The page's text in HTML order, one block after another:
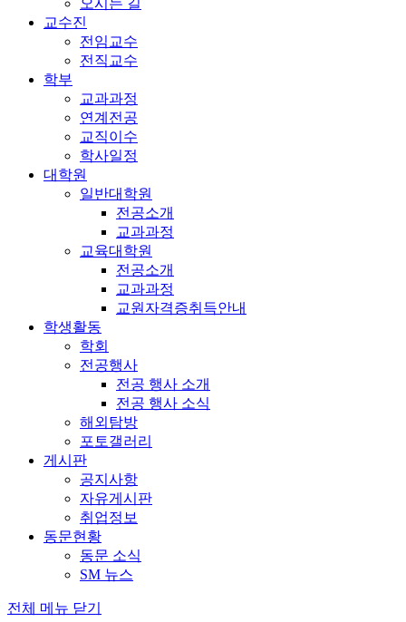
교수진
전임교수
전직교수
학부
교과과정
연계전공
교직이수
학사일정
대학원
일반대학원
전공소개
교과과정
교육대학원
전공소개
교과과정
교원자격증취득안내
학생활동
학회
전공행사
전공 행사 소개
전공 행사 소식
해외탐방
포토갤러리
게시판
공지사항
자유게시판
취업정보
동문현황
동문 소식
SM 뉴스
전체 메뉴 닫기